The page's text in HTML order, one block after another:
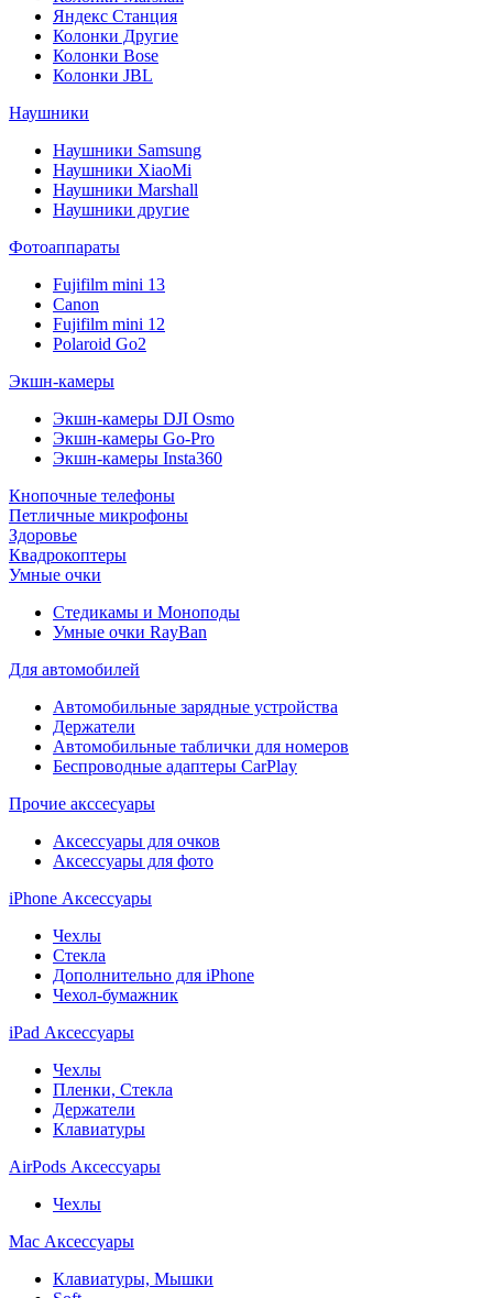
Яндекс Станция
Колонки Другие
Колонки Bose
Колонки JBL
Наушники
Наушники Samsung
Наушники XiaoMi
Наушники Marshall
Наушники другие
Фотоаппараты
Fujifilm mini 13
Canon
Fujifilm mini 12
Polaroid Go2
Экшн-камеры
Экшн-камеры DJI Osmo
Экшн-камеры Go-Pro
Экшн-камеры Insta360
Кнопочные телефоны
Петличные микрофоны
Здоровье
Квадрокоптеры
Умные очки
Стедикамы и Моноподы
Умные очки RayBan
Для автомобилей
Автомобильные зарядные устройства
Держатели
Автомобильные таблички для номеров
Беспроводные адаптеры CarPlay
Прочие акссесуары
Аксессуары для очков
Аксессуары для фото
iPhone Аксессуары
Чехлы
Стекла
Дополнительно для iPhone
Чехол-бумажник
iPad Аксессуары
Чехлы
Пленки, Стекла
Держатели
Клавиатуры
AirPods Аксессуары
Чехлы
Mac Аксессуары
Клавиатуры, Мышки